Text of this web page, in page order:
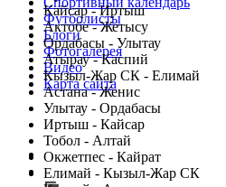
Кайсар - Иртыш
Актобе - Жетысу
Ордабасы - Улытау
Атырау - Каспий
Кызыл-Жар СК - Елимай
Астана - Женис
Улытау - Ордабасы
Иртыш - Кайсар
Тобол - Алтай
Окжетпес - Кайрат
Елимай - Кызыл-Жар СК
Футболисты
Блоги
Фотогалерея
Видео
Карта сайта
Есть идея?
Сообщить о мероприятии